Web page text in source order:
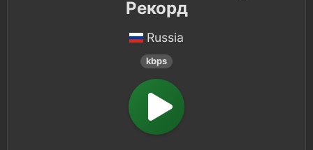
Рекорд
Russia
kbps